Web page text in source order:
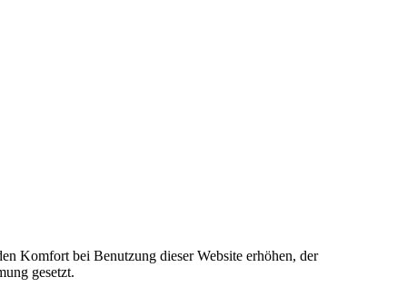
Komfort bei Benutzung dieser Website erhöhen, der
gesetzt.